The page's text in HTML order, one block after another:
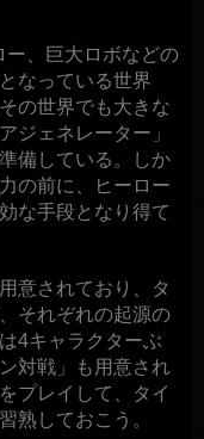
、巨大ロボなどの
なっている世界
の世界でも大きな
ジェネレーター」
備している。しか
の前に、ヒーロー
な手段となり得て
意されており、タ
それぞれの起源の
4キャラクターぶ
対戦」も用意され
プレイして、タイ
熟しておこう。